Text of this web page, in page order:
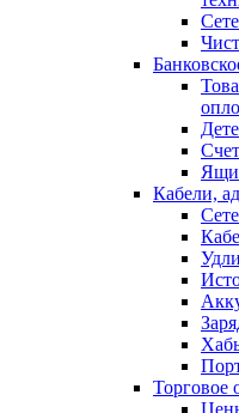
Кабели,
Торговое